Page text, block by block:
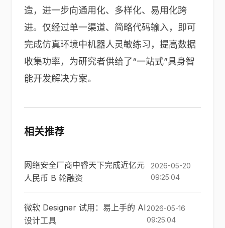
造，进一步向通用化、多样化、易用化跨
进。仅经过单一渠道、简略代码输入，即可
完成仿真环境中机器人灵敏练习，提高数据
收集功率，为研究者供给了“一站式”具身智
能开发解决方案。
相关推荐
网络安全厂商中睿天下完成近亿元
人民币 B 轮融资
2026-05-20
09:25:04
微软 Designer 试用：易上手的 AI
设计工具
2026-05-16
09:25:04